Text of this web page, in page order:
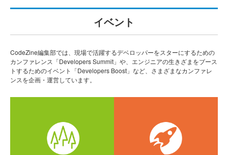
イベント
CodeZine編集部では、現場で活躍するデベロッパーをスターにするための
カンファレンス「Developers Summit」や、エンジニアの生きざまをブース
トするためのイベント「Developers Boost」など、さまざまなカンファレ
ンスを企画・運営しています。